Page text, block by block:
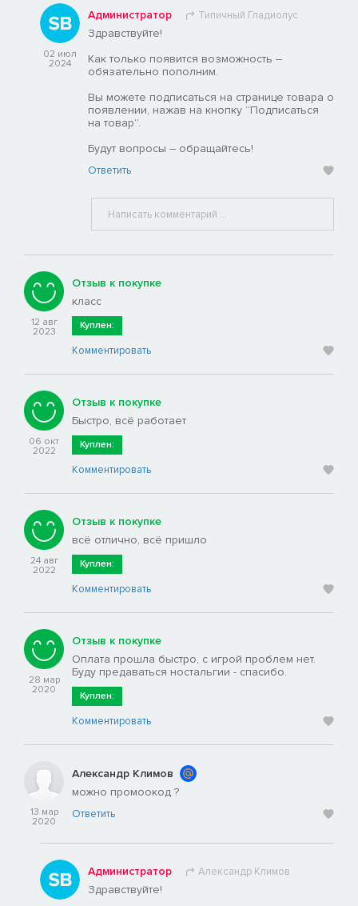
02 июл
2024
Администратор Типичный Гладиолус
Здравствуйте!
Как только появится возможность –
обязательно пополним.
Вы можете подписаться на странице товара о
появлении, нажав на кнопку “Подписаться
на товар”.
Будут вопросы – обращайтесь!
Ответить
12 авг
2023
Отзыв к покупке
класс
Куплен:
Комментировать
06 окт
2022
Отзыв к покупке
Быстро, всё работает
Куплен:
Комментировать
24 авг
2022
Отзыв к покупке
всё отлично, всё пришло
Куплен:
Комментировать
28 мар
2020
Отзыв к покупке
Оплата прошла быстро, с игрой проблем нет.
Буду предаваться ностальгии - спасибо.
Куплен:
Комментировать
13 мар
2020
Александр Климов
можно промоокод ?
Ответить
Администратор Александр Климов
Здравствуйте!